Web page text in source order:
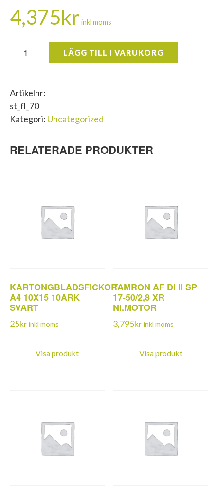
4,375kr inkl moms
Flagga
för
70cm
bred
mängd
LÄGG TILL I VARUKORG
Artikelnr:
st_fl_70
Kategori: Uncategorized
RELATERADE PRODUKTER
KARTONGBLADSFICKOR
A4 10X15 10ARK
SVART
25krinkl moms
Visa produkt
TAMRON AF DI II SP
17-50/2,8 XR
NI.MOTOR
3,795krinkl moms
Visa produkt